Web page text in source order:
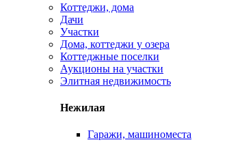
Коттеджи, дома
Дачи
Участки
Дома, коттеджи у озера
Коттеджные поселки
Аукционы на участки
Элитная недвижимость
Нежилая
Гаражи, машиноместа